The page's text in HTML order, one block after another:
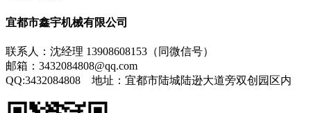
宜都市鑫宇机械有限公司
联系人：沈经理 13908608153（同微信号）
邮箱：3432084808@qq.com
QQ:3432084808 地址：宜都市陆城陆逊大道旁双创园区内